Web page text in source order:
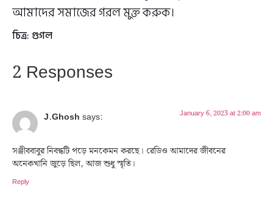
আমাদের সমাজের গরল মুক্ত করুক।
চিত্র: গুগল
2 Responses
J.Ghosh says: January 6, 2023 at 2:00 am
সঞ্জীববাবুর নিবন্ধটি পড়ে মনকেমন করছে। রেডিও আমাদের জীবনের
অনেকখানি জুড়ে ছিল, আজ শুধু স্মৃতি।
Reply